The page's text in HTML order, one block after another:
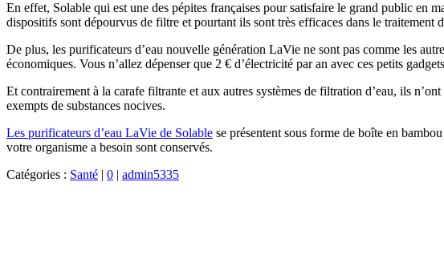
En effet, Solable qui est une des pépites françaises pour satisfaire le grand public en
dispositifs sont dépourvus de filtre et pourtant ils sont très efficaces dans le traitement
De plus, les purificateurs d’eau nouvelle génération LaVie ne sont pas comme les
économiques. Vous n’allez dépenser que 2 € d’électricité par an avec ces petits
Et contrairement à la carafe filtrante et aux autres systèmes de filtration d’eau, ils
exempts de substances nocives.
Les purificateurs d’eau LaVie de Solable se présentent sous forme de boîte en
votre organisme a besoin sont conservés.
Catégories : Santé | 0 | admin5335